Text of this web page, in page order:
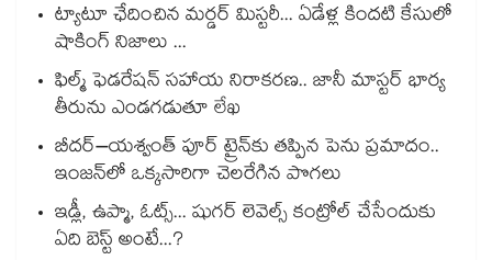
ట్యాటూ ఛేదించిన మర్డర్ మిస్టరీ... ఏడేళ్ల కిందటి కేసులో
షాకింగ్ నిజాలు ...
ఫిల్మ్ ఫెడరేషన్ సహాయ నిరాకరణ.. జానీ మాస్టర్ భార్య
తీరును ఎండగడుతూ లేఖ
బీదర్–యశ్వంత్ పూర్ ట్రైన్‎కు తప్పిన పెను ప్రమాదం..
ఇంజన్‎లో ఒక్కసారిగా చెలరేగిన పొగలు
ఇడ్లీ, ఉప్మా, ఓట్స్... షుగర్ లెవెల్స్ కంట్రోల్ చేసేందుకు
ఏది బెస్ట్ అంటే...?